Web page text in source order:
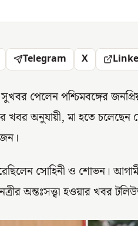
Telegram X
পেলেন পশ্চিমবঙ্গের
খবর অনুযায়ী, মা হতে
সোহিনী ও শোভন।
অন্তঃসত্ত্বা হওয়ার খবর